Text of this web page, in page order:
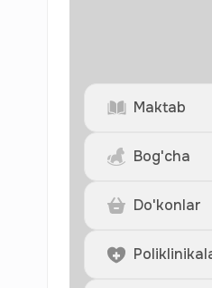
Maktab
Bog'cha
Do'konlar